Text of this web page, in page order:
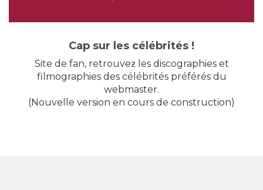
Cap sur les célébrités !
Site de fan, retrouveƶ les discographies et
filmographies des célébrités préférés du
webmaster.
(Nouvelle version en cours de construction)